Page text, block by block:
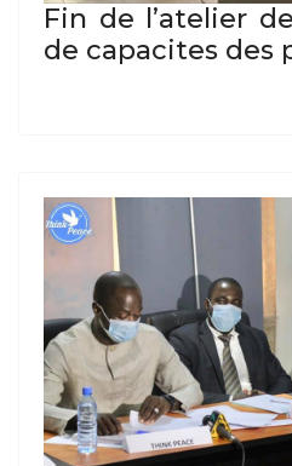
Fin de l’atelier
de capacites des